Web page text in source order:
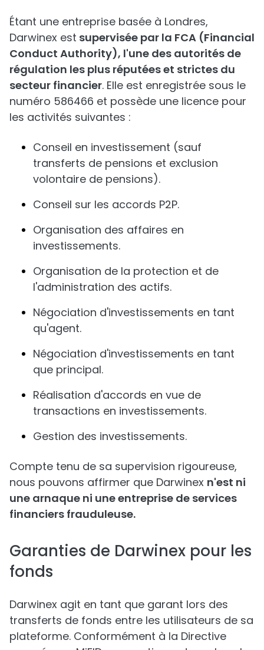
Étant une entreprise basée à Londres,
Darwinex est supervisée par la FCA (Financial
Conduct Authority), l'une des autorités de
régulation les plus réputées et strictes du
secteur financier. Elle est enregistrée sous le
numéro 586466 et possède une licence pour
les activités suivantes :
Conseil en investissement (sauf
transferts de pensions et exclusion
volontaire de pensions).
Conseil sur les accords P2P.
Organisation des affaires en
investissements.
Organisation de la protection et de
l'administration des actifs.
Négociation d'investissements en tant
qu'agent.
Négociation d'investissements en tant
que principal.
Réalisation d'accords en vue de
transactions en investissements.
Gestion des investissements.
Compte tenu de sa supervision rigoureuse,
nous pouvons affirmer que Darwinex n'est ni
une arnaque ni une entreprise de services
financiers frauduleuse.
Garanties de Darwinex pour les
fonds
Darwinex agit en tant que garant lors des
transferts de fonds entre les utilisateurs de sa
plateforme. Conformément à la Directive